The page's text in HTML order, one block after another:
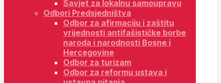
Savjet za lokalnu samoupravu
Odbori Predsjedništva
Odbor za afirmaciju i zaštitu
vrijednosti antifašističke borbe
naroda i narodnosti Bosne i
Hercegovine
Odbor za turizam
Odbor za reformu ustava i